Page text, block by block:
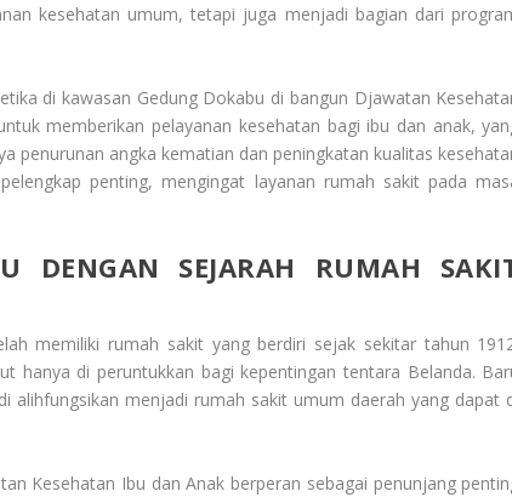
kesehatan umum, tetapi juga menjadi bagian dari
di kawasan Gedung Dokabu di bangun Djawatan
memberikan pelayanan kesehatan bagi ibu dan anak,
penurunan angka kematian dan peningkatan kualitas
penting, mengingat layanan rumah sakit pada
DENGAN SEJARAH RUMAH
memiliki rumah sakit yang berdiri sejak sekitar tahun
hanya di peruntukkan bagi kepentingan tentara Belanda.
alihfungsikan menjadi rumah sakit umum daerah yang dapat
Kesehatan Ibu dan Anak berperan sebagai penunjang